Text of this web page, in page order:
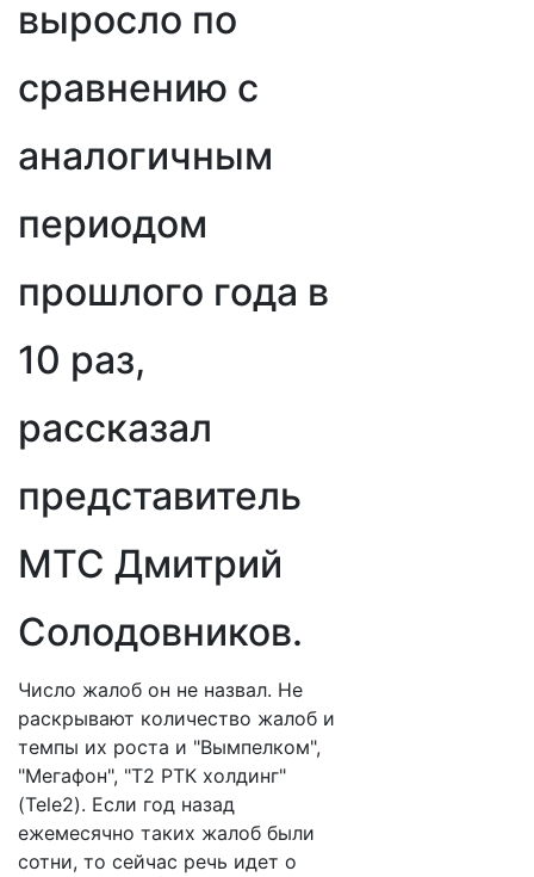
выросло по
сравнению с
аналогичным
периодом
прошлого года в
10 раз,
рассказал
представитель
МТС Дмитрий
Солодовников.
Число жалоб он не назвал. Не
раскрывают количество жалоб и
темпы их роста и "Вымпелком",
"Мегафон", "Т2 РТК холдинг"
(Tele2). Если год назад
ежемесячно таких жалоб были
сотни, то сейчас речь идет о